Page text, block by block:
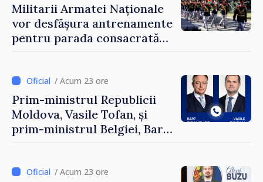
Militarii Armatei Naționale
vor desfășura antrenamente
pentru parada consacrată
/ Acum 23 ore
Prim-ministrul Republicii
Moldova, Vasile Tofan, și
prim-ministrul Belgiei, Bart
al Republicii Moldova.
/ Acum 23 ore